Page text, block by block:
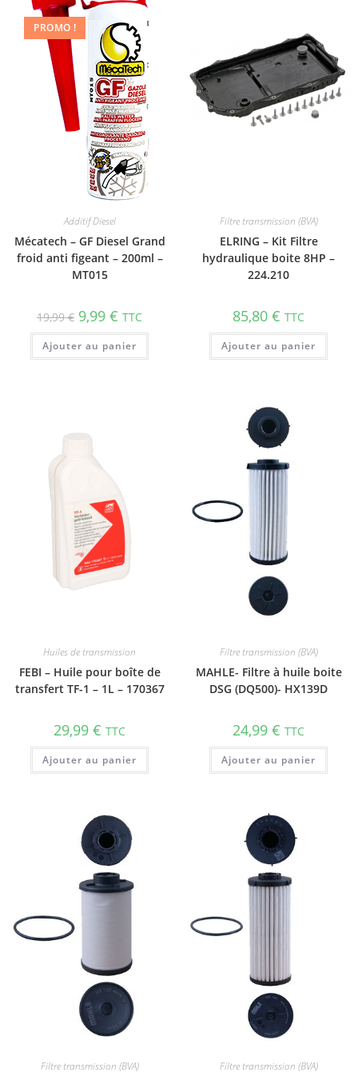
PROMO !
Additif Diesel
Mécatech – GF Diesel Grand
froid anti figeant – 200ml –
MT015
19,99€ 9,99 € TTC
Ajouter au panier
Filtre transmission (BVA)
ELRING – Kit Filtre
hydraulique boite 8HP –
224.210
85,80 € TTC
Ajouter au panier
Huiles de transmission
FEBI – Huile pour boîte de
transfert TF-1 – 1L – 170367
29,99 € TTC
Ajouter au panier
Filtre transmission (BVA)
MAHLE- Filtre à huile boite
DSG (DQ500)- HX139D
24,99 € TTC
Ajouter au panier
Filtre transmission (BVA) Filtre transmission (BVA)